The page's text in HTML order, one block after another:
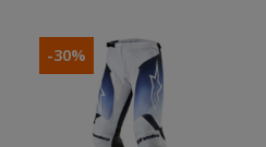
-30%